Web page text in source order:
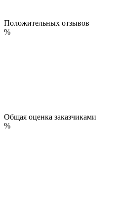
Положительных отзывов
%
Общая оценка заказчиками
%